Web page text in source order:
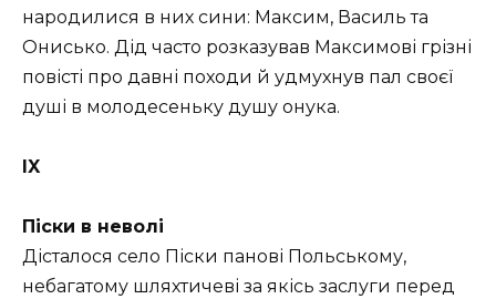
народилися в них сини: Максим, Василь та
Онисько. Дід часто розказував Максимові грізні
повісті про давні походи й удмухнув пал своєї
душі в молодесеньку душу онука.
IX
Піски в неволі
Дісталося село Піски панові Польському,
небагатому шляхтичеві за якісь заслуги перед